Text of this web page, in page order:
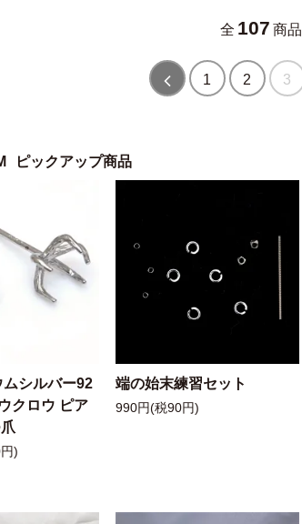
全 107 商品
1 2 3
ピックアップ商品
シルバー92
クロウ ピア
)
端の始末練習セット
990円(税90円)